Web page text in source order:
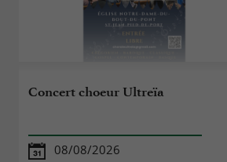
Concert choeur Ultreïa
08/08/2026